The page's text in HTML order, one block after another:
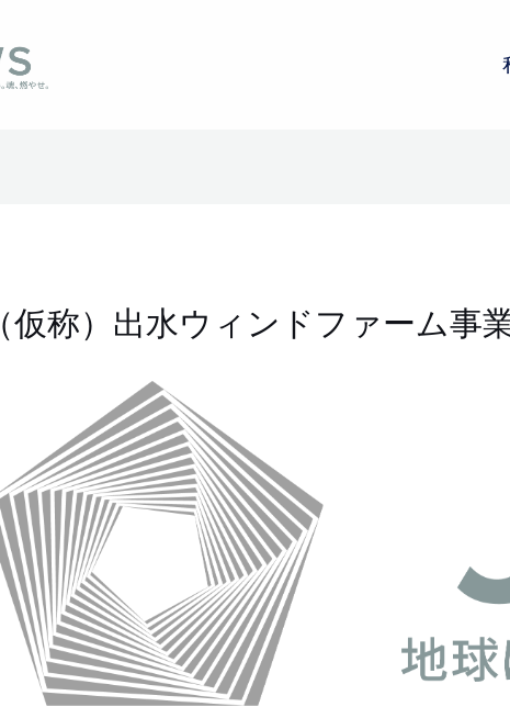
（仮称）出水ウィンドファーム